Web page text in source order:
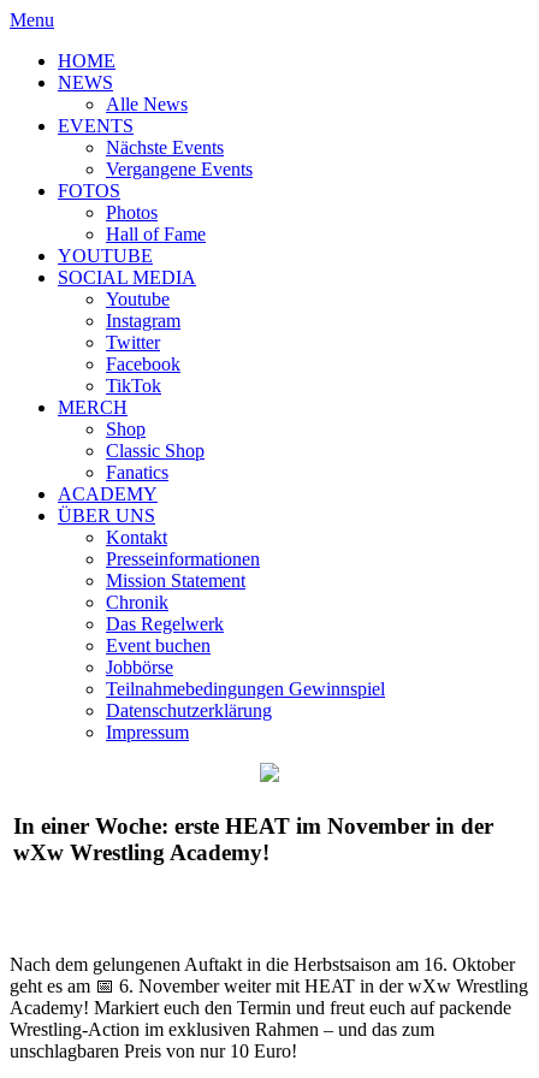
Menu
HOME
NEWS
Alle News
EVENTS
Nächste Events
Vergangene Events
FOTOS
Photos
Hall of Fame
YOUTUBE
SOCIAL MEDIA
Youtube
Instagram
Twitter
Facebook
TikTok
MERCH
Shop
Classic Shop
Fanatics
ACADEMY
ÜBER UNS
Kontakt
Presseinformationen
Mission Statement
Chronik
Das Regelwerk
Event buchen
Jobbörse
Teilnahmebedingungen Gewinnspiel
Datenschutzerklärung
Impressum
In einer Woche: erste HEAT im November in der
wXw Wrestling Academy!
Nach dem gelungenen Auftakt in die Herbstsaison am 16. Oktober
geht es am 📅 6. November weiter mit HEAT in derwXw Wrestling
Academy! Markiert euch den Termin und freut euch auf packende
Wrestling-Action im exklusiven Rahmen – und das zum
unschlagbaren Preis von nur 10 Euro!